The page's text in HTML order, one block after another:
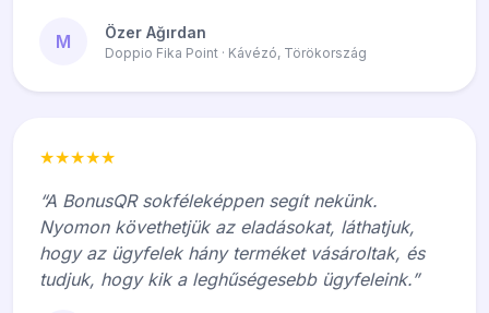
M Özer Ağırdan
Doppio Fika Point · Kávézó, Törökország
★★★★★
“A BonusQR sokféleképpen segít nekünk.
Nyomon követhetjük az eladásokat, láthatjuk,
hogy az ügyfelek hány terméket vásároltak, és
tudjuk, hogy kik a leghűségesebb ügyfeleink.”